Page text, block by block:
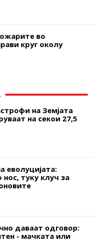
во
круг околу
на Земјата
на секои 27,5
еволуцијата:
нос, туку клуч за
даваат одговор:
- мачката или